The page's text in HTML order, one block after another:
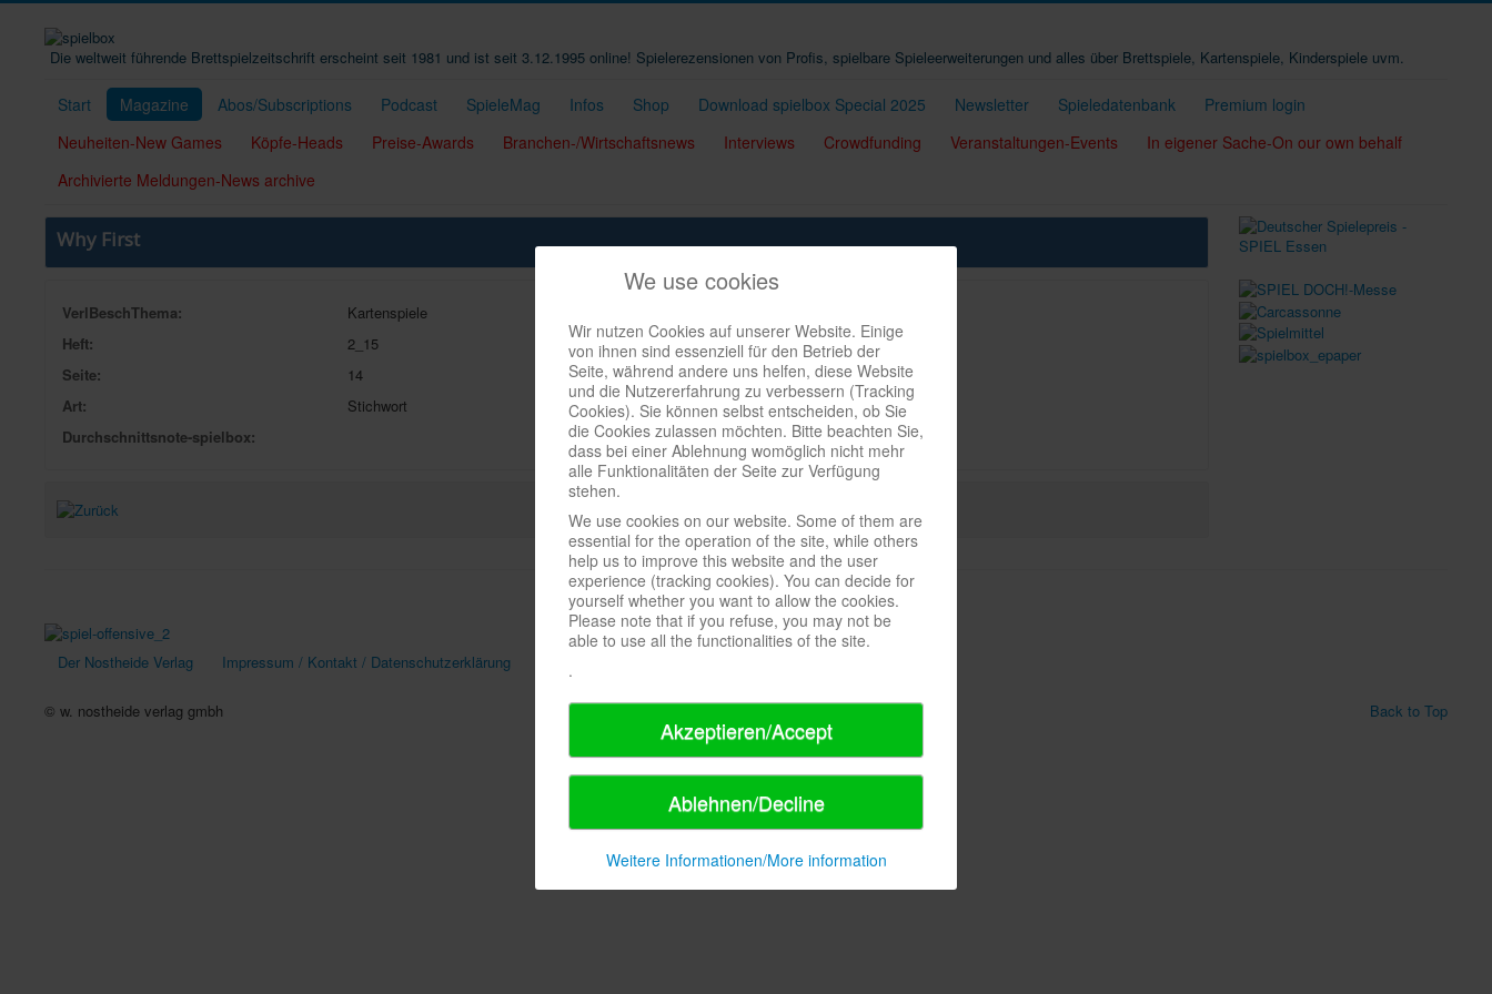
Die weltweit führende Brettspielzeitschrift erscheint seit 1981 und ist seit 3.12.1995 online! Spielerezensionen von Profis, spielbare Spieleerweiterungen und alles über Brettspiele, Kartenspiele, Kinderspiele uvm.
Start Magazine Abos/Subscriptions Podcast SpieleMag Infos Shop Download spielbox Special 2025 Newsletter Spieledatenbank
Premium login
Neuheiten-New Games
Köpfe-Heads Preise-Awards Branchen-/Wirtschaftsnews Interviews Crowdfunding Veranstaltungen-Events
In eigener Sache-On our own behalf
Archivierte Meldungen-News archive
Why First
VerlBeschThema:
Kartenspiele
Heft:
2_15
Seite:
14
Art:
Stichwort
Durchschnittsnote-spielbox:
Der Nostheide Verlag Impressum / Kontakt / Datenschutzerklärung
Back to Top
© w. nostheide verlag gmbh
We use cookies
Wir nutzen Cookies auf unserer Website. Einige
von ihnen sind essenziell für den Betrieb der
Seite, während andere uns helfen, diese Website
und die Nutzererfahrung zu verbessern (Tracking
Cookies). Sie können selbst entscheiden, ob Sie
die Cookies zulassen möchten. Bitte beachten Sie,
dass bei einer Ablehnung womöglich nicht mehr
alle Funktionalitäten der Seite zur Verfügung
stehen.
We use cookies on our website. Some of them are
essential for the operation of the site, while others
help us to improve this website and the user
experience (tracking cookies). You can decide for
yourself whether you want to allow the cookies.
Please note that if you refuse, you may not be
able to use all the functionalities of the site.
.
Akzeptieren/Accept
Ablehnen/Decline
Weitere Informationen/More information